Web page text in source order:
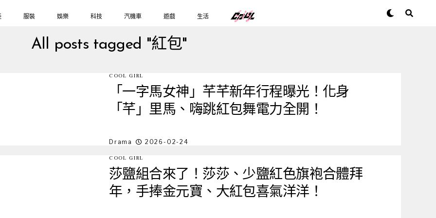
服裝 娛樂 科技 汽機車 遊戲 生活
All posts tagged "紅包"
COOL GIRL
「一字馬女神」芊芊新年行程曝光！化身
「芊」里馬、嗨跳紅包舞電力全開！
Drama 2026-02-24
COOL GIRL
莎鹽組合來了！莎莎、少鹽紅色旗袍合體拜
年，手捧金元寶、大紅包喜氣洋洋！